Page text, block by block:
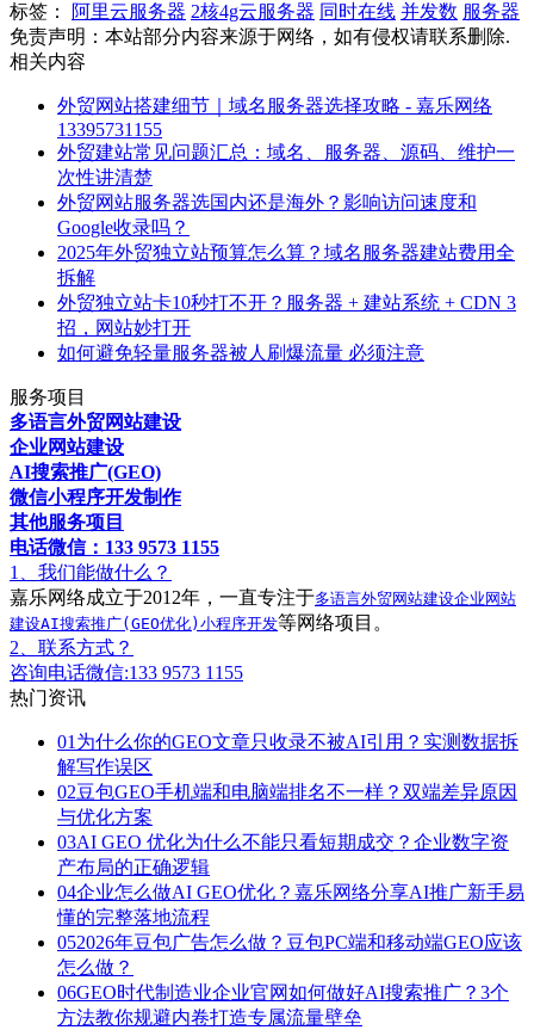
标签：
‌阿里云服务器 2核4g云服务器 同时在线 并发数 服务器
免责声明：本站部分内容来源于网络，如有侵权请联系删除.
相关内容
外贸网站搭建细节｜域名服务器选择攻略 - 嘉乐网络
13395731155
外贸建站常见问题汇总：域名、服务器、源码、维护一
次性讲清楚
外贸网站服务器选国内还是海外？影响访问速度和
Google收录吗？
2025年外贸独立站预算怎么算？域名服务器建站费用全
拆解
外贸独立站卡10秒打不开？服务器 + 建站系统 + CDN 3
招，网站妙打开
如何避免轻量服务器被人刷爆流量 必须注意
服务项目
多语言外贸网站建设
企业网站建设
AI搜索推广(GEO)
微信小程序开发制作
其他服务项目
电话微信：133 9573 1155
1、我们能做什么？
嘉乐网络成立于2012年，一直专注于多语言外贸网站建设企业网站
建设AI搜索推广(GEO优化) 小程序开发等网络项目。
2、联系方式？
咨询电话微信:133 9573 1155
热门资讯
01 为什么你的GEO文章只收录不被AI引用？实测数据拆
解写作误区
02豆包GEO手机端和电脑端排名不一样？双端差异原因
与优化方案
03AI GEO 优化为什么不能只看短期成交？企业数字资
产布局的正确逻辑
04企业怎么做AI GEO优化？嘉乐网络分享AI推广新手易
懂的完整落地流程
052026年豆包广告怎么做？豆包PC端和移动端GEO应该
怎么做？
06GEO时代制造业企业官网如何做好AI搜索推广？3个
方法教你规避内卷打造专属流量壁垒